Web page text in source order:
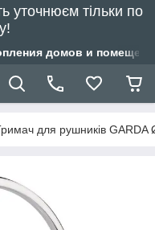
уточнюєм тільки по
домов и
для рушників